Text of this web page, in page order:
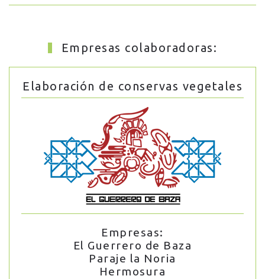
Empresas colaboradoras:
Elaboración de conservas vegetales
Empresas:
El Guerrero de Baza
Paraje la Noria
Hermosura